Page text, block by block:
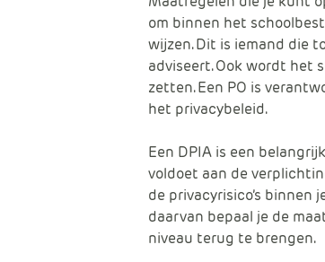
om binnen het
wijzen. Dit is iemand die
adviseert. Ook wordt het
zetten. Een PO is
het privacybeleid.
Een DPIA is een
voldoet aan de
de privacyrisico’s binnen
daarvan bepaal je de
niveau terug te brengen.